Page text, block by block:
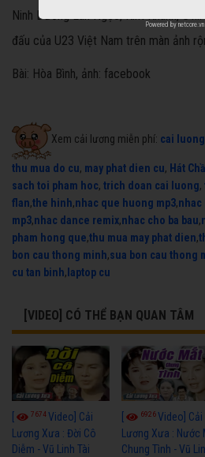
Ninh Dương Lan Ngọc, Kim Khánh,
đấu của U23 Việt Nam trên màn ảnh
Bài: Hòa Bình, ảnh: facebook
Xem cải lương miễn phí: cai luong
thu mua do cu, may phat dien cu, Hát
sach toi pham hoc, trich doan cai luong,
flan,the hinh,nhac que huong mp3,nhac
mp3,nhac dance remix,nhac cho ba bau,
pham hong que,thu mua may phat dien,
bon cau thong minh,sua bon cau thong
cu tan binh, laptop cu
[VIDEO] CÓ THỂ BẠN QUAN TÂM
[ 7674Video] Cải
Lương Xưa : Đời Cô
Diễm - Vũ Linh Tài
[ 6926Video] Cải
Lương Xưa : Nước
Chung Tình - Vũ
Powered by netcore.vn